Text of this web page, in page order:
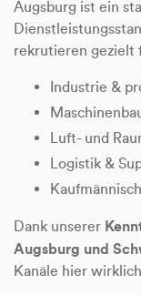
Augsburg ist ein
rekrutieren gezielt
Industrie &
Luft- und
Logistik &
Dank unserer
Augsburg und
Kanäle hier